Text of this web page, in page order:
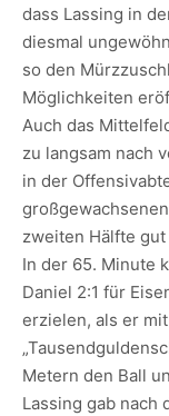
dass Lassing in
diesmal
so den
Möglichkeiten
Auch das
zu langsam nach
in der
zweiten Hälfte
In der 65. Minute
Daniel 2:1 für
erzielen, als er
Metern den Ball
Lassing gab nach